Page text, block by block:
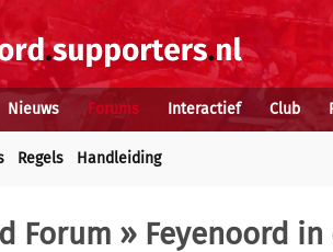
Nieuws Forums Interactief Club
Regels Handleiding
Forum » Feyenoord